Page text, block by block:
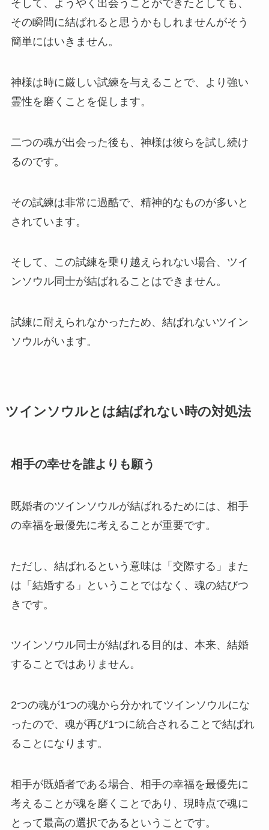
そして、ようやく出会うことができたとしても、
その瞬間に結ばれると思うかもしれませんがそう
簡単にはいきません。
神様は時に厳しい試練を与えることで、より強い
霊性を磨くことを促します。
二つの魂が出会った後も、神様は彼らを試し続け
るのです。
その試練は非常に過酷で、精神的なものが多いと
されています。
そして、この試練を乗り越えられない場合、ツイ
ンソウル同士が結ばれることはできません。
試練に耐えられなかったため、結ばれないツイン
ソウルがいます。
ツインソウルとは結ばれない時の対処法
相手の幸せを誰よりも願う
既婚者のツインソウルが結ばれるためには、相手
の幸福を最優先に考えることが重要です。
ただし、結ばれるという意味は「交際する」また
は「結婚する」ということではなく、魂の結びつ
きです。
ツインソウル同士が結ばれる目的は、本来、結婚
することではありません。
2つの魂が1つの魂から分かれてツインソウルにな
ったので、魂が再び1つに統合されることで結ばれ
ることになります。
相手が既婚者である場合、相手の幸福を最優先に
考えることが魂を磨くことであり、現時点で魂に
とって最高の選択であるということです。